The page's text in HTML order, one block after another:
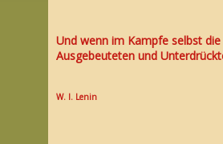
Und wenn im Kampfe selbst
Ausgebeuteten und
W. I. Lenin